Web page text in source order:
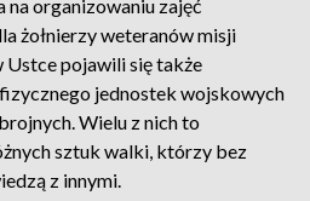
organizowaniu zajęć
żołnierzy weteranów misji
Ustce pojawili się także
jednostek wojskowych
Wielu z nich to
sztuk walki, którzy bez
z innymi.